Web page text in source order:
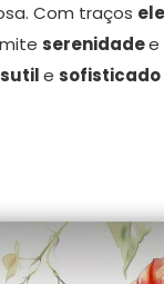
Com traços
serenidadee
sutile sofisticado